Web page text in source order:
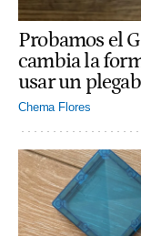
Probamos el
cambia la
usar un
Chema Flores